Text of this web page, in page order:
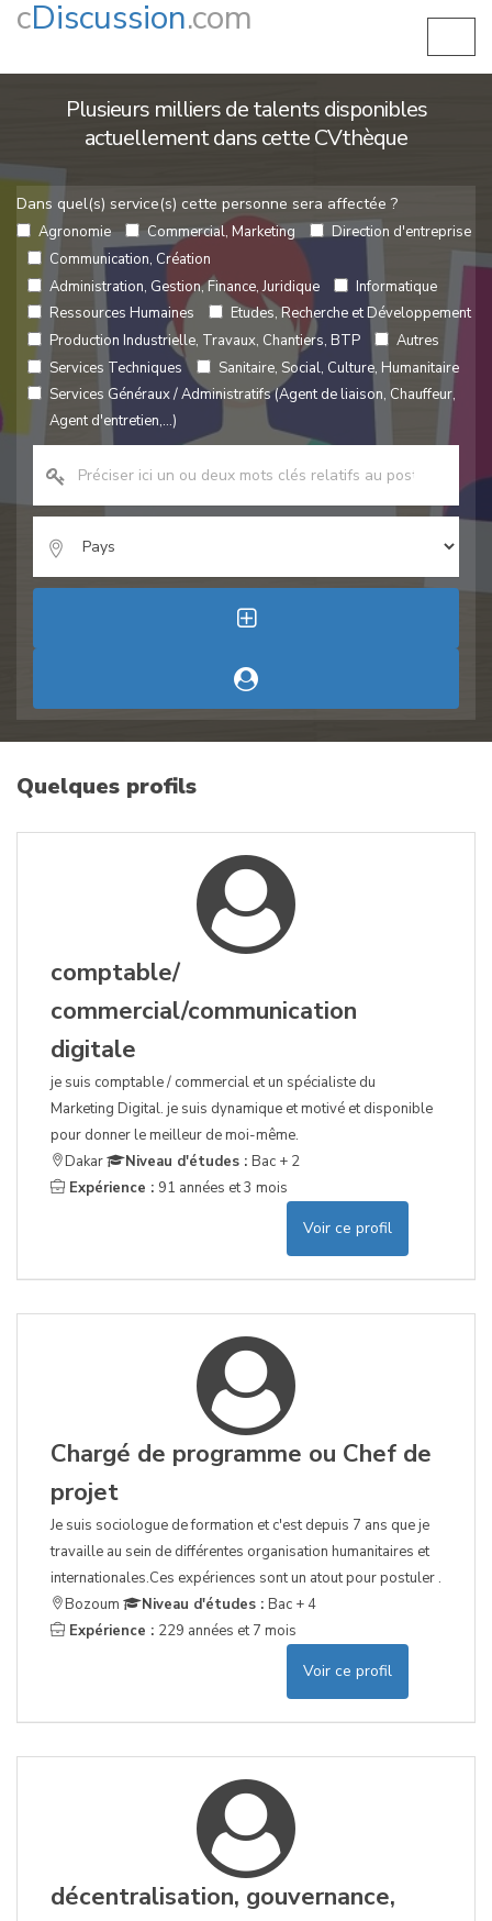
cDiscussion.com
Plusieurs milliers de talents disponibles
actuellement dans cette CVthèque
Dans quel(s) service(s) cette personne sera affectée ?
Agronomie Commercial, Marketing
Direction d'entreprise
Communication, Création
Administration, Gestion, Finance, Juridique
Informatique
Ressources Humaines
Etudes, Recherche et Développement
Production Industrielle, Travaux, Chantiers, BTP
Autres
Services Techniques
Sanitaire, Social, Culture, Humanitaire
Services Généraux / Administratifs (Agent de liaison, Chauffeur,
Agent d'entretien,...)
Quelques profils
comptable/
commercial/communication
digitale
je suis comptable / commercial et un spécialiste du
Marketing Digital. je suis dynamique et motivé et disponible
pour donner le meilleur de moi-même.
Dakar
Niveau d'études : Bac + 2
Expérience : 91 années et 3 mois
Voir ce profil
Chargé de programme ou Chef de
projet
Je suis sociologue de formation et c'est depuis 7 ans que je
travaille au sein de différentes organisation humanitaires et
internationales.Ces expériences sont un atout pour postuler .
Bozoum
Niveau d'études : Bac + 4
Expérience : 229 années et 7 mois
Voir ce profil
décentralisation, gouvernance,